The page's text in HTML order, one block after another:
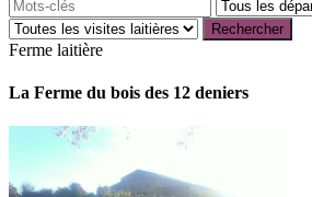
Ferme laitière
La Ferme du bois des 12 deniers